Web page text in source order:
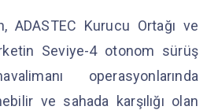
ADASTEC Kurucu Ortağı ve
Seviye-4 otonom sürüş
operasyonlarında
ve sahada karşılığı olan